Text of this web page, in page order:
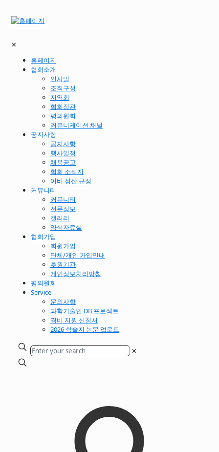
✕
홈페이지
협회소개
인사말
조직구성
지역회
협회정관
평의원회
커뮤니케이션 채널
공지사항
공지사항
행사일정
채용공고
협회 소식지
여비 정산 규정
커뮤니티
커뮤니티
전문정보
갤러리
양식자료실
협회가입
회원가입
단체/개인 가입안내
후원기관
개인정보처리방침
평의원회
Service
문의사항
과학기술인 DB 프로젝트
경비 지원 신청서
2026 학술지 논문 업로드
✕